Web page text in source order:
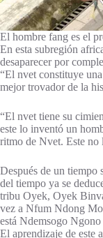
El hombre fang es el
En esta subregión
desaparecer por
“El nvet constituye
mejor trovador de la
“El nvet tiene su
este lo inventó un
ritmo de Nvet. Este no
Después de un tiempo
del tiempo ya se
tribu Oyek, Oyek
vez a Nfum Ndong
está Ndemsogo
El aprendizaje de este